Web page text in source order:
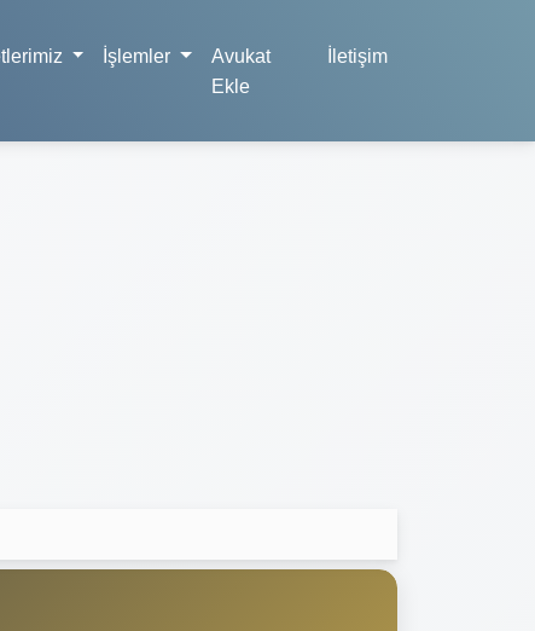
İşlemler
Avukat
Ekle
İletişim